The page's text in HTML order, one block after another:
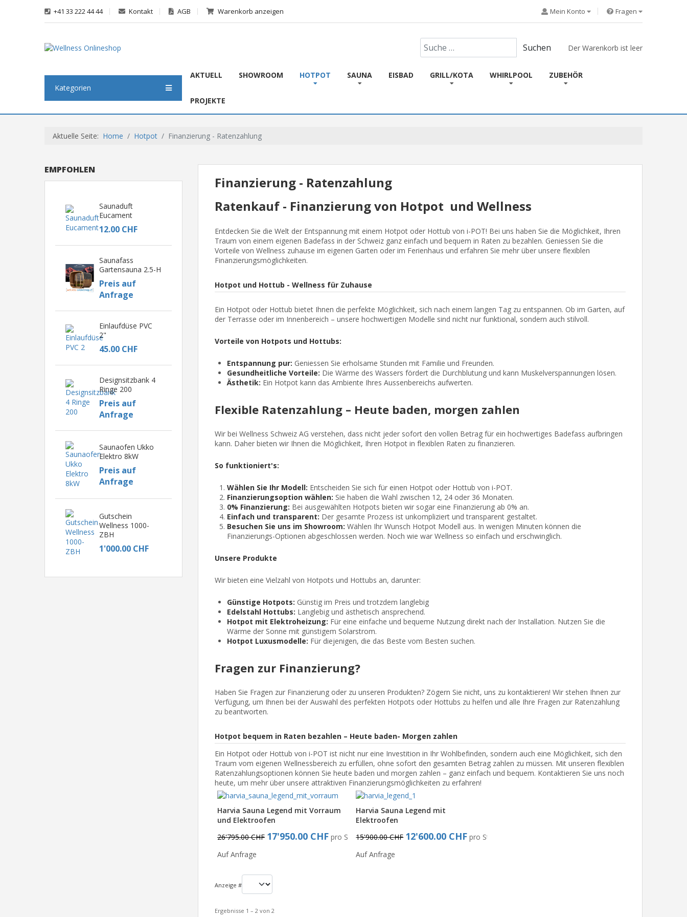
+41 33 222 44 44 Kontakt AGB Warenkorb anzeigen Mein Konto Fragen
Suchen Suchen Der Warenkorb ist leer
Kategorien
AKTUELL SHOWROOM HOTPOT SAUNA EISBAD GRILL/KOTA WHIRLPOOL ZUBEHÖR
PROJEKTE
Aktuelle Seite: Home Hotpot Finanzierung - Ratenzahlung
EMPFOHLEN
Saunaduft
Eucament
12.00 CHF
Saunafass
Gartensauna 2.5-H
Preis auf
Anfrage
Einlaufdüse PVC
2"
45.00 CHF
Designsitzbank 4
Ringe 200
Preis auf
Anfrage
Saunaofen Ukko
Elektro 8kW
Preis auf
Anfrage
Gutschein
Wellness 1000-
ZBH
1'000.00 CHF
Finanzierung - Ratenzahlung
Ratenkauf - Finanzierung von Hotpot und Wellness
Entdecken Sie die Welt der Entspannung mit einem Hotpot oder Hottub von i-POT! Bei uns haben Sie die Möglichkeit, Ihren
Traum von einem eigenen Badefass in der Schweiz ganz einfach und bequem in Raten zu bezahlen. Geniessen Sie die
Vorteile von Wellness zuhause im eigenen Garten oder im Ferienhaus und erfahren Sie mehr über unsere flexiblen
Finanzierungsmöglichkeiten.
Hotpot und Hottub - Wellness für Zuhause
Ein Hotpot oder Hottub bietet Ihnen die perfekte Möglichkeit, sich nach einem langen Tag zu entspannen. Ob im Garten, auf
der Terrasse oder im Innenbereich – unsere hochwertigen Modelle sind nicht nur funktional, sondern auch stilvoll.
Vorteile von Hotpots und Hottubs:
Entspannung pur: Geniessen Sie erholsame Stunden mit Familie und Freunden.
Gesundheitliche Vorteile: Die Wärme des Wassers fördert die Durchblutung und kann Muskelverspannungen lösen.
Ästhetik: Ein Hotpot kann das Ambiente Ihres Aussenbereichs aufwerten.
Flexible Ratenzahlung – Heute baden, morgen zahlen
Wir bei Wellness Schweiz AG verstehen, dass nicht jeder sofort den vollen Betrag für ein hochwertiges Badefass aufbringen
kann. Daher bieten wir Ihnen die Möglichkeit, Ihren Hotpot in flexiblen Raten zu finanzieren.
So funktioniert's:
Wählen Sie Ihr Modell: Entscheiden Sie sich für einen Hotpot oder Hottub von i-POT.
Finanzierungsoption wählen: Sie haben die Wahl zwischen 12, 24 oder 36 Monaten.
0% Finanzierung: Bei ausgewählten Hotpots bieten wir sogar eine Finanzierung ab 0% an.
Einfach und transparent: Der gesamte Prozess ist unkompliziert und transparent gestaltet.
Besuchen Sie uns im Showroom: Wählen Ihr Wunsch Hotpot Modell aus. In wenigen Minuten können die
Finanzierungs-Optionen abgeschlossen werden. Noch wie war Wellness so einfach und erschwinglich.
Unsere Produkte
Wir bieten eine Vielzahl von Hotpots und Hottubs an, darunter:
Günstige Hotpots: Günstig im Preis und trotzdem langlebig
Edelstahl Hottubs: Langlebig und ästhetisch ansprechend.
Hotpot mit Elektroheizung: Für eine einfache und bequeme Nutzung direkt nach der Installation. Nutzen Sie die
Wärme der Sonne mit günstigem Solarstrom.
Hotpot Luxusmodelle: Für diejenigen, die das Beste vom Besten suchen.
Fragen zur Finanzierung?
Haben Sie Fragen zur Finanzierung oder zu unseren Produkten? Zögern Sie nicht, uns zu kontaktieren! Wir stehen Ihnen zur
Verfügung, um Ihnen bei der Auswahl des perfekten Hotpots oder Hottubs zu helfen und alle Ihre Fragen zur Ratenzahlung
zu beantworten.
Hotpot bequem in Raten bezahlen – Heute baden- Morgen zahlen
Ein Hotpot oder Hottub von i-POT ist nicht nur eine Investition in Ihr Wohlbefinden, sondern auch eine Möglichkeit, sich den
Traum vom eigenen Wellnessbereich zu erfüllen, ohne sofort den gesamten Betrag zahlen zu müssen. Mit unseren flexiblen
Ratenzahlungsoptionen können Sie heute baden und morgen zahlen – ganz einfach und bequem. Kontaktieren Sie uns noch
heute, um mehr über unsere attraktiven Finanzierungsmöglichkeiten zu erfahren!
Harvia Sauna Legend mit Vorraum
und Elektroofen
26'795.00 CHF 17'950.00 CHF pro Stück
Auf Anfrage
Harvia Sauna Legend mit
Elektroofen
15'900.00 CHF 12'600.00 CHF pro Stück
Auf Anfrage
Anzeige #
Ergebnisse 1 – 2 von 2